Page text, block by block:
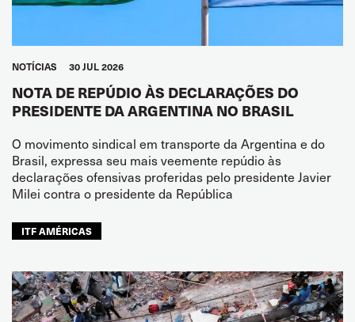
NOTÍCIAS 30 JUL 2026
NOTA DE REPÚDIO ÀS DECLARAÇÕES DO
PRESIDENTE DA ARGENTINA NO BRASIL
O movimento sindical em transporte da Argentina e do
Brasil, expressa seu mais veemente repúdio às
declarações ofensivas proferidas pelo presidente Javier
Milei contra o presidente da República
ITF AMÉRICAS